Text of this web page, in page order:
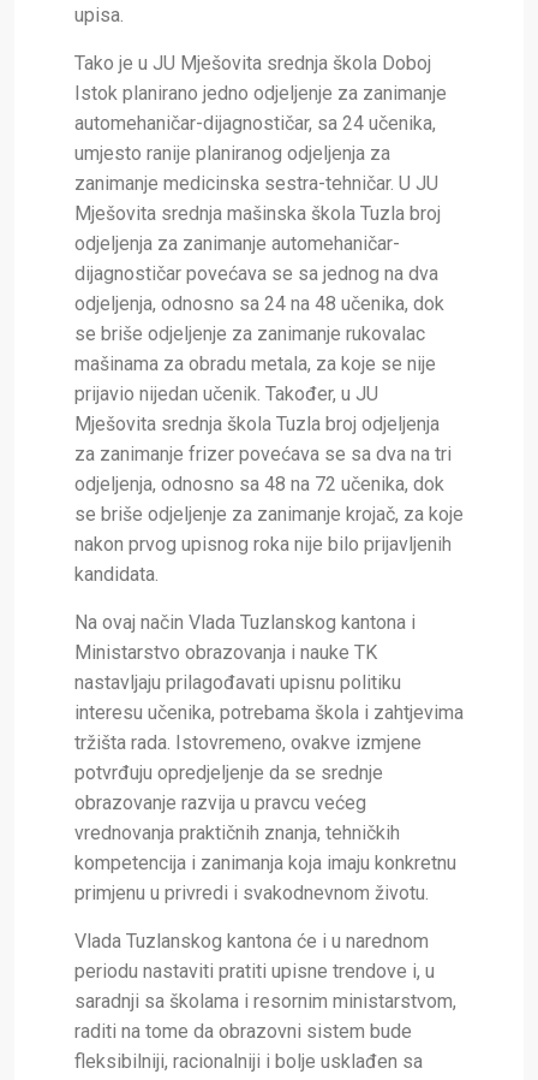
upisa.
Tako je u JU Mješovita srednja škola Doboj
Istok planirano jedno odjeljenje za zanimanje
automehaničar-dijagnostičar, sa 24 učenika,
umjesto ranije planiranog odjeljenja za
zanimanje medicinska sestra-tehničar. U JU
Mješovita srednja mašinska škola Tuzla broj
odjeljenja za zanimanje automehaničar-
dijagnostičar povećava se sa jednog na dva
odjeljenja, odnosno sa 24 na 48 učenika, dok
se briše odjeljenje za zanimanje rukovalac
mašinama za obradu metala, za koje se nije
prijavio nijedan učenik. Također, u JU
Mješovita srednja škola Tuzla broj odjeljenja
za zanimanje frizer povećava se sa dva na tri
odjeljenja, odnosno sa 48 na 72 učenika, dok
se briše odjeljenje za zanimanje krojač, za koje
nakon prvog upisnog roka nije bilo prijavljenih
kandidata.
Na ovaj način Vlada Tuzlanskog kantona i
Ministarstvo obrazovanja i nauke TK
nastavljaju prilagođavati upisnu politiku
interesu učenika, potrebama škola i zahtjevima
tržišta rada. Istovremeno, ovakve izmjene
potvrđuju opredjeljenje da se srednje
obrazovanje razvija u pravcu većeg
vrednovanja praktičnih znanja, tehničkih
kompetencija i zanimanja koja imaju konkretnu
primjenu u privredi i svakodnevnom životu.
Vlada Tuzlanskog kantona će i u narednom
periodu nastaviti pratiti upisne trendove i, u
saradnji sa školama i resornim ministarstvom,
raditi na tome da obrazovni sistem bude
fleksibilniji, racionalniji i bolje usklađen sa